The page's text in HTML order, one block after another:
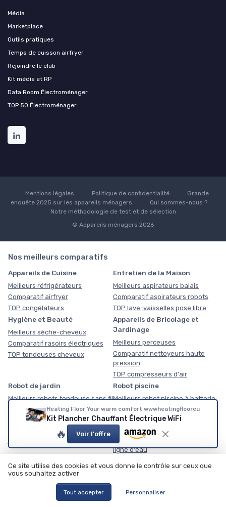
Heating Floor Your warm comfort wwwheatingflooreu
Kit Plancher Chauffant Électrique WiFi
🔥 Voir l'offre
Média
Marketplace
Outils pratiques
Temps de cuisson airfryer
Rejoindre le club
Kit média et RP
Data Room Électroménager
TOP 50 Électroménager
Mentions légales Politique de confidentialité
Grande
enquête 2025 sur les appareils ménagers
Qui sommes-nous ?
Notre méthodologie de test et de sélection
© Appareils ménagers 2026
Nos meilleurs comparatifs
Appareils de Cuisine
Meilleurs réfrigérateurs
Comparatif airfryer
TOP congélateurs
Entretien de la Maison
Meilleurs aspirateurs balais
Comparatif aspirateurs robots
TOP lave-vaisselles pose libre
Hygiène et Beauté
Meilleurs sèche-cheveux
Comparatif rasoirs électriques
TOP tondeuses cheveux
Appareils de Bricolage et
Jardinage
Meilleurs perceuses
Comparatif nettoyeurs haute
pression
TOP compresseurs d'air
Robot de jardin
Meilleurs robots tondeuse sans fil
Comparatif robot nettoyeur de
façades
TOP robot tondeuse pour petit
Robot piscine
Meilleurs robot piscine à batterie
lithium
Comparatif robot piscine
autonome
TOP robot piscine fond parois et
ligne d'eau
des sols
Meilleurs aspirateur robot avec
station de vidange
Comparatif robot lave vitre
Ce site utilise des cookies et vous donne le contrôle sur ceux que
vous souhaitez activer
Tout accepter Personnaliser